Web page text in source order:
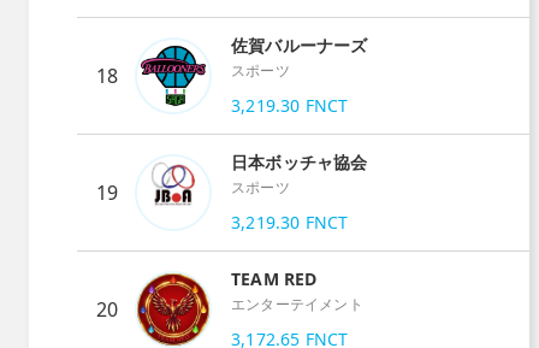
18
佐賀バルーナーズ
スポーツ
3,219.30 FNCT
19
日本ボッチャ協会
スポーツ
3,219.30 FNCT
20
TEAM RED
エンターテイメント
3,172.65 FNCT